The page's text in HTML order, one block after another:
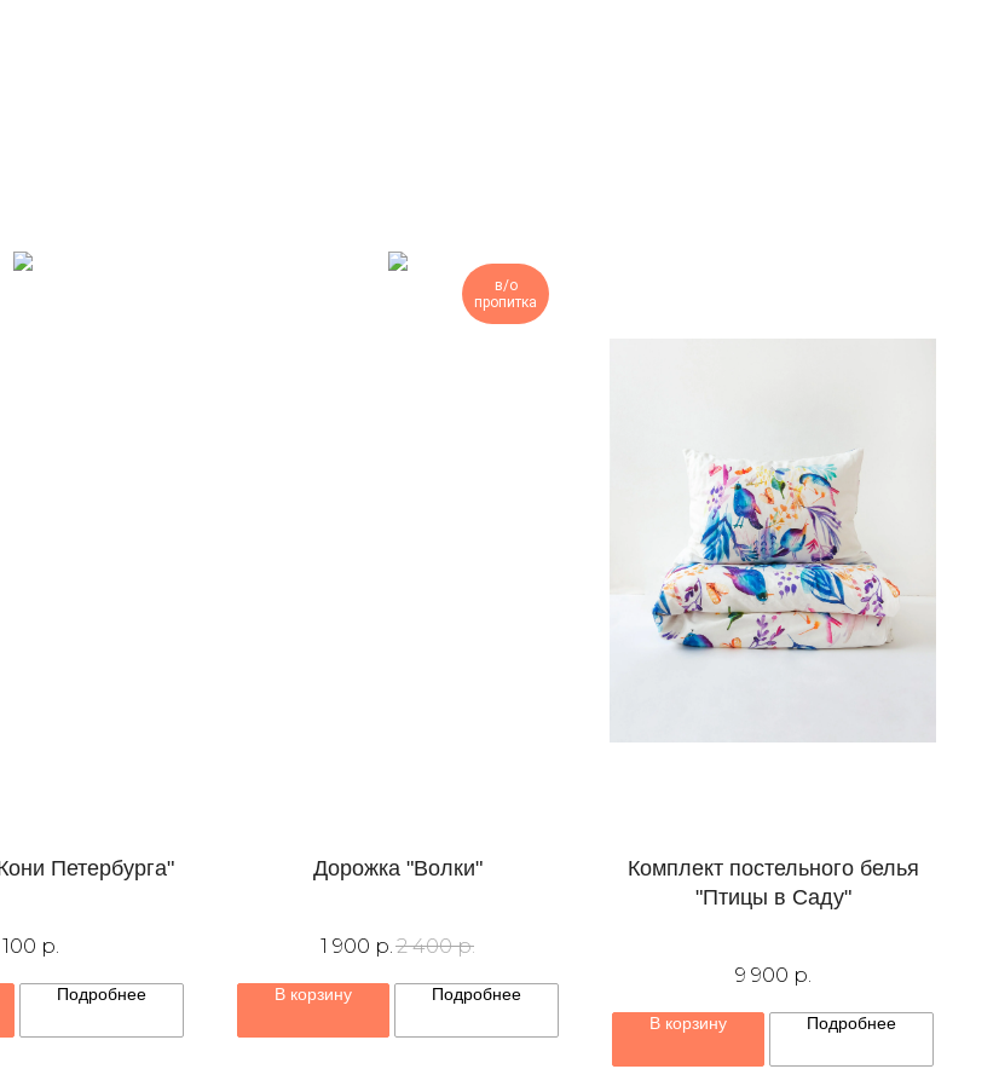
Петербурга"
р.
Подробнее
в/о
пропитка
Дорожка "Волки"
1 900 р. 2 400 р.
В корзину Подробнее
Комплект постельного белья
"Птицы в Саду"
9 900 р.
В корзину Подробнее